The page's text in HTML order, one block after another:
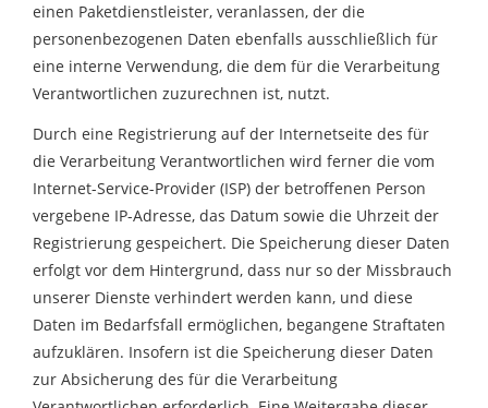
einen Paketdienstleister, veranlassen, der die
personenbezogenen Daten ebenfalls ausschließlich für
eine interne Verwendung, die dem für die Verarbeitung
Verantwortlichen zuzurechnen ist, nutzt.
Durch eine Registrierung auf der Internetseite des für
die Verarbeitung Verantwortlichen wird ferner die vom
Internet-Service-Provider (ISP) der betroffenen Person
vergebene IP-Adresse, das Datum sowie die Uhrzeit der
Registrierung gespeichert. Die Speicherung dieser Daten
erfolgt vor dem Hintergrund, dass nur so der Missbrauch
unserer Dienste verhindert werden kann, und diese
Daten im Bedarfsfall ermöglichen, begangene Straftaten
aufzuklären. Insofern ist die Speicherung dieser Daten
zur Absicherung des für die Verarbeitung